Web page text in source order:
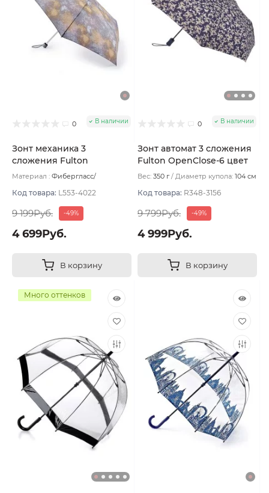
0 В наличии
Зонт механика 3
сложения Fulton
Superslim цвет Серо-
Материал : Фибергласс/
Вес: 158 г
Код товара: L553-4022
9 199Руб. -49%
4 699Руб.
В корзину
0 В наличии
Зонт автомат 3 сложения
Fulton OpenClose-6 цвет
Бежево-синий
Вес: 350 г Диаметр купола: 104 см
Код товара: R348-3156
9 799Руб. -49%
4 999Руб.
В корзину
Много оттенков